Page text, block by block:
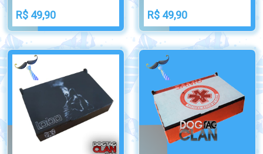
R$ 49,90 R$ 49,90